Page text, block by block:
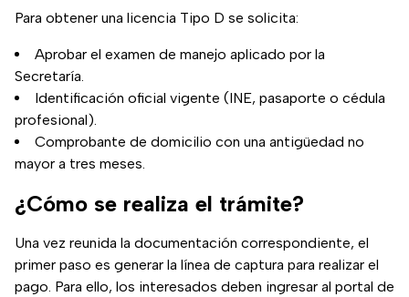
Para obtener una licencia Tipo D se solicita:
Aprobar el examen de manejo aplicado por la
Secretaría.
Identificación oficial vigente (INE, pasaporte o cédula
profesional).
Comprobante de domicilio con una antigüedad no
mayor a tres meses.
¿Cómo se realiza el trámite?
Una vez reunida la documentación correspondiente, el
primer paso es generar la línea de captura para realizar el
pago. Para ello, los interesados deben ingresar al portal de